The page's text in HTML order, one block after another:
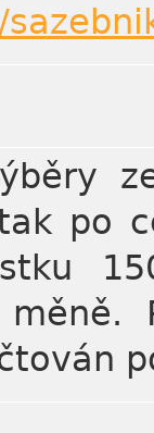
po
měně.